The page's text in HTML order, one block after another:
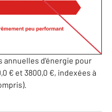
annuelles d'énergie pour
€ et 3800,0 €, indexées à